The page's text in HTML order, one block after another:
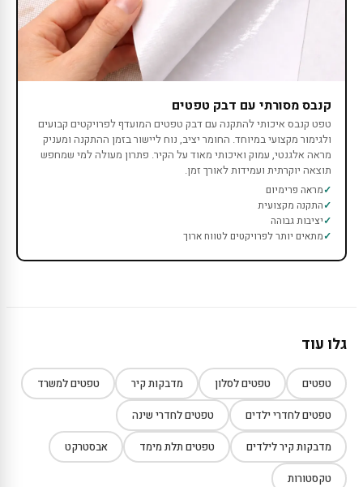
קנבס מסורתי עם דבק טפטים
טפט קנבס איכותי להתקנה עם דבק טפטים המועדף לפרויקטים קבועים
ולגימור מקצועי במיוחד. החומר יציב, נוח ליישור בזמן ההתקנה ומעניק
מראה אלגנטי, עמוק ואיכותי מאוד על הקיר. פתרון מעולה למי שמחפש
תוצאה יוקרתית ועמידות לאורך זמן.
מראה פרימיום
התקנה מקצועית
יציבות גבוהה
מתאים יותר לפרויקטים לטווח ארוך
גלו עוד
טפטים טפטים לסלון מדבקות קיר טפטים למשרד
טפטים לחדרי ילדים טפטים לחדרי שינה
מדבקות קיר לילדים טפטים תלת מימד אבסטרקט
טקסטורות